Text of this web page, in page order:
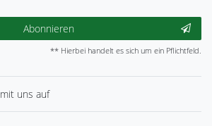
Abonnieren
** Hierbei handelt es sich um ein Pflichtfeld.
mit uns auf